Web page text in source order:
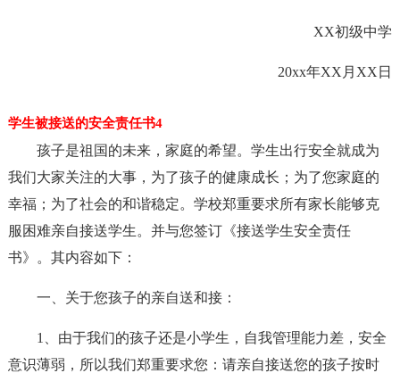
XX初级中学
20xx年XX月XX日
学生被接送的安全责任书4
孩子是祖国的未来，家庭的希望。学生出行安全就成为
我们大家关注的大事，为了孩子的健康成长；为了您家庭的
幸福；为了社会的和谐稳定。学校郑重要求所有家长能够克
服困难亲自接送学生。并与您签订《接送学生安全责任
书》。其内容如下：
一、关于您孩子的亲自送和接：
1、由于我们的孩子还是小学生，自我管理能力差，安全
意识薄弱，所以我们郑重要求您：请亲自接送您的孩子按时